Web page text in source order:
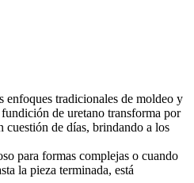
enfoques tradicionales de moldeo y
de uretano transforma por
de días, brindando a los
para formas complejas o cuando
la pieza terminada, está